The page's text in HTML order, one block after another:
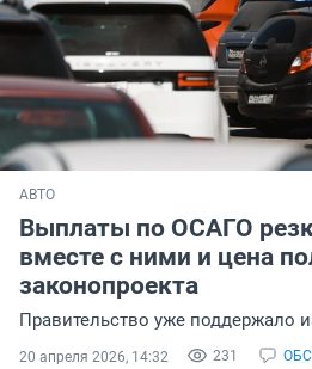
АВТО
Выплаты по ОСАГО
вместе с ними и цена
законопроекта
Правительство уже поддержало
231
20 апреля 2026, 14:32